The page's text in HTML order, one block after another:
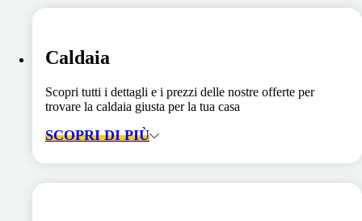
Caldaia
Scopri tutti i dettagli e i prezzi delle nostre offerte per
trovare la caldaia giusta per la tua casa
SCOPRI DI PIÙ